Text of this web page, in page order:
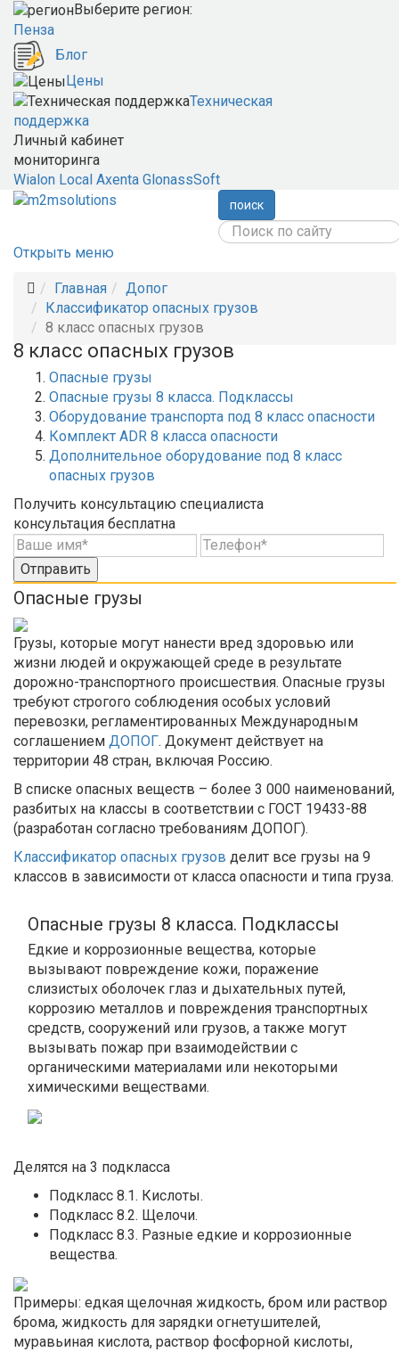
Выберите регион:
Пенза
Блог
Цены
Техническая
поддержка
Личный кабинет
мониторинга
Wialon Local Axenta GlonassSoft
поиск
Открыть меню
Главная
Допог
Классификатор опасных грузов
8 класс опасных грузов
8 класс опасных грузов
Опасные грузы
Опасные грузы 8 класса. Подклассы
Оборудование транспорта под 8 класс опасности
Комплект ADR 8 класса опасности
Дополнительное оборудование под 8 класс
опасных грузов
Получить консультацию специалиста
консультация бесплатна
Отправить
Опасные грузы
Грузы, которые могут нанести вред здоровью или
жизни людей и окружающей среде в результате
дорожно-транспортного происшествия. Опасные грузы
требуют строгого соблюдения особых условий
перевозки, регламентированных Международным
соглашением ДОПОГ. Документ действует на
территории 48 стран, включая Россию.
В списке опасных веществ – более 3 000 наименований,
разбитых на классы в соответствии с ГОСТ 19433-88
(разработан согласно требованиям ДОПОГ).
Классификатор опасных грузов делит все грузы на 9
классов в зависимости от класса опасности и типа груза.
Опасные грузы 8 класса. Подклассы
Едкие и коррозионные вещества, которые
вызывают повреждение кожи, поражение
слизистых оболочек глаз и дыхательных путей,
коррозию металлов и повреждения транспортных
средств, сооружений или грузов, а также могут
вызывать пожар при взаимодействии с
органическими материалами или некоторыми
химическими веществами.
Делятся на 3 подкласса
Подкласс 8.1. Кислоты.
Подкласс 8.2. Щелочи.
Подкласс 8.3. Разные едкие и коррозионные
вещества.
Примеры: едкая щелочная жидкость, бром или раствор
брома, жидкость для зарядки огнетушителей,
муравьиная кислота, раствор фосфорной кислоты,